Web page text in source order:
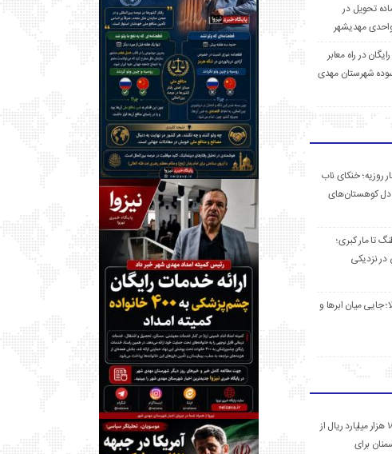
تحویل در
رایگان در راه معابر
شهرستان مهدی
روزیه؛ خنکای ناب
کوهستان‌های
تا مار کبری؛
در نزدیکی
جایی میان ابرها و
تخصیص ۱۸ هزار میلیارد ریال از
برای